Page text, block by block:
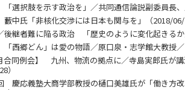
選択肢を示す政治を」／共同通信論説副委員長
中氏「非核化交渉には日本も関与を」（2018/
後継者難に陥る政治 「歴史のように変化起きる
西郷どん」は愛の物語／原口泉・志学館大教授
合同例会】 九州、物流の拠点に／寺島実郎氏が
）
慶応義塾大商学部教授の樋口美雄氏が「働き方